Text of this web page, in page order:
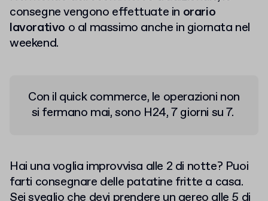
consegne vengono effettuate in orario
lavorativo o al massimo anche in giornata nel
weekend.
Con il quick commerce, le operazioni non
si fermano mai, sono H24, 7 giorni su 7.
Hai una voglia improvvisa alle 2 di notte? Puoi
farti consegnare delle patatine fritte a casa.